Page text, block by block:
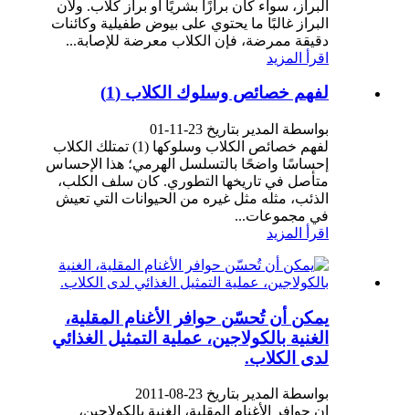
البراز، سواء كان برازًا بشريًا أو براز كلاب. ولأن
البراز غالبًا ما يحتوي على بيوض طفيلية وكائنات
دقيقة ممرضة، فإن الكلاب معرضة للإصابة...
اقرأ المزيد
لفهم خصائص وسلوك الكلاب (1)
بواسطة المدير بتاريخ 23-11-01
لفهم خصائص الكلاب وسلوكها (1) تمتلك الكلاب
إحساسًا واضحًا بالتسلسل الهرمي؛ هذا الإحساس
متأصل في تاريخها التطوري. كان سلف الكلب،
الذئب، مثله مثل غيره من الحيوانات التي تعيش
في مجموعات...
اقرأ المزيد
يمكن أن تُحسّن حوافر الأغنام المقلية،
الغنية بالكولاجين، عملية التمثيل الغذائي
لدى الكلاب.
بواسطة المدير بتاريخ 23-08-2011
إن حوافر الأغنام المقلية، الغنية بالكولاجين،